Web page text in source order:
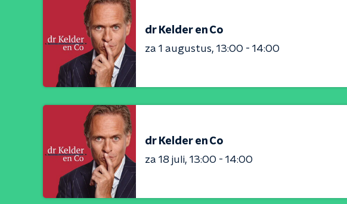
dr Kelder en Co
za 1 augustus 13:00 - 14:00
dr Kelder en Co
za 18 juli 13:00 - 14:00